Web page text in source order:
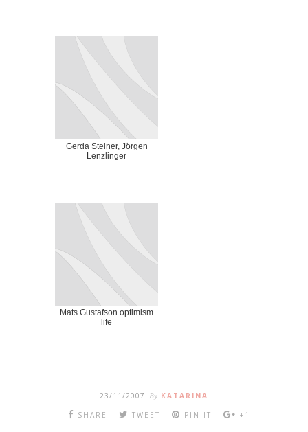
Gerda Steiner, Jörgen
Lenzlinger
Mats Gustafson optimism
life
23/11/2007 By KATARINA
SHARE
TWEET PIN IT +1